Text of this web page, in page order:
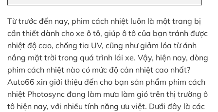
Từ trước đến nay, phim cách nhiệt luôn là một trang bị
cần thiết dành cho xe ô tô, giúp ô tô của bạn tránh được
nhiệt độ cao, chống tia UV, cũng như giảm lóa từ ánh
nắng mặt trời trong quá trình lái xe. Vậy, hiện nay, dòng
phim cách nhiệt nào có mức độ cản nhiệt cao nhất?
Auto66 xin giới thiệu đến cho bạn sản phẩm phim cách
nhiệt Photosync đang làm mưa làm gió trên thị trường ô
tô hiện nay, với nhiều tính năng ưu việt. Dưới đây là các